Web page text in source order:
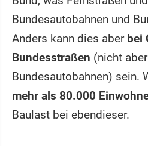
Bundesautobahnen und
Anders kann dies aber bei
Bundesstraßen (nicht
Bundesautobahnen) sein.
mehr als 80.000
Baulast bei ebendieser.